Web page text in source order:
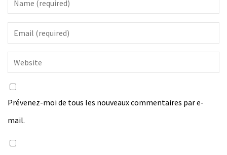
Prévenez-moi de tous les nouveaux commentaires par e-
mail.